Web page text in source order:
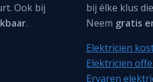
Ook bij
.
bij élke klus
Neem gratis
Elektricien
Elektricien
Ervaren